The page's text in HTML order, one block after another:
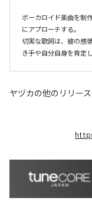
ボーカロイド楽曲を制
にアプローチする。
切実な歌詞は、彼の感
き手や自分自身を肯定
ヤヅカの他のリリース